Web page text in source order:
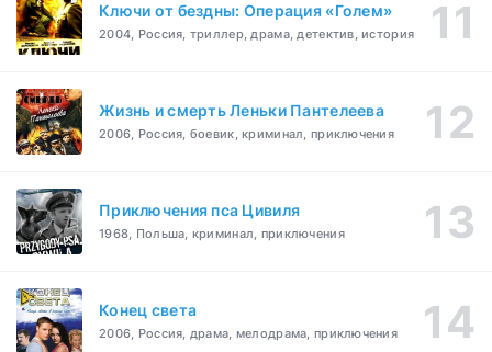
Ключи от бездны: Операция «Голем»
2004, Россия, триллер, драма, детектив, история
Жизнь и смерть Леньки Пантелеева
2006, Россия, боевик, криминал, приключения
Приключения пса Цивиля
1968, Польша, криминал, приключения
Конец света
2006, Россия, драма, мелодрама, приключения